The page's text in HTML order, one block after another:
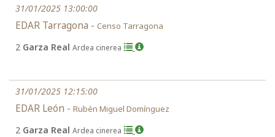
31/01/2025 13:00:00
EDAR Tarragona - Censo Tarragona
2 Garza Real Ardea cinerea
31/01/2025 12:15:00
EDAR León - Rubén Miguel Domínguez
2 Garza Real Ardea cinerea